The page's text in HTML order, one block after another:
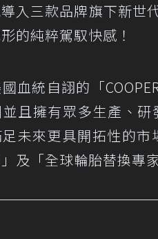
入三款品牌旗下新世
的純粹駕馭快感！
血統自詡的「
且擁有眾多生產、
未來更具開拓性的
及「全球輪胎替換專